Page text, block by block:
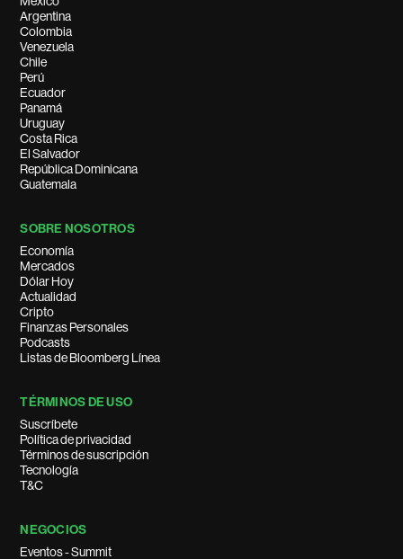
Argentina
Colombia
Venezuela
Chile
Perú
Ecuador
Panamá
Uruguay
Costa Rica
El Salvador
República Dominicana
Guatemala
SOBRE NOSOTROS
Economía
Mercados
Dólar Hoy
Actualidad
Cripto
Finanzas Personales
Podcasts
Listas de Bloomberg Línea
TÉRMINOS DE USO
Suscríbete
Política de privacidad
Términos de suscripción
Tecnología
T&C
NEGOCIOS
Eventos - Summit